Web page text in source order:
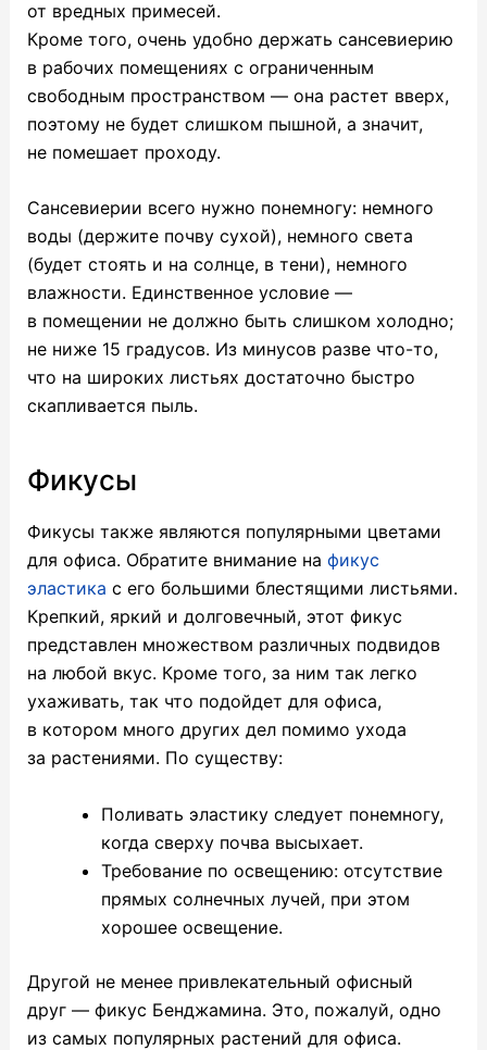
от вредных примесей.
Кроме того, очень удобно держать сансевиерию
в рабочих помещениях с ограниченным
свободным пространством — она растет вверх,
поэтому не будет слишком пышной, а значит,
не помешает проходу.
Сансевиерии всего нужно понемногу: немного
воды (держите почву сухой), немного света
(будет стоять и на солнце, в тени), немного
влажности. Единственное условие —
в помещении не должно быть слишком холодно;
не ниже 15 градусов. Из минусов разве что-то,
что на широких листьях достаточно быстро
скапливается пыль.
Фикусы
Фикусы также являются популярными цветами
для офиса. Обратите внимание на фикус
эластика с его большими блестящими листьями.
Крепкий, яркий и долговечный, этот фикус
представлен множеством различных подвидов
на любой вкус. Кроме того, за ним так легко
ухаживать, так что подойдет для офиса,
в котором много других дел помимо ухода
за растениями. По существу:
Поливать эластику следует понемногу,
когда сверху почва высыхает.
Требование по освещению: отсутствие
прямых солнечных лучей, при этом
хорошее освещение.
Другой не менее привлекательный офисный
друг — фикус Бенджамина. Это, пожалуй, одно
из самых популярных растений для офиса.